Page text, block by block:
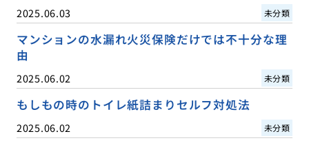
2025.06.03 未分類
マンションの水漏れ火災保険だけでは不十分な理
由
2025.06.02 未分類
もしもの時のトイレ紙詰まりセルフ対処法
2025.06.02 未分類